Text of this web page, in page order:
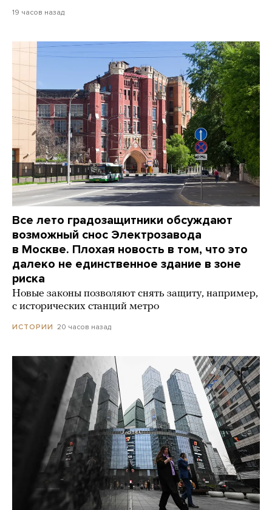
19 часов назад
Все лето градозащитники обсуждают
возможный снос Электрозавода
в Москве. Плохая новость в том, что это
далеко не единственное здание в зоне
риска
Новые законы позволяют снять защиту, например,
с исторических станций метро
ИСТОРИИ 20 часов назад